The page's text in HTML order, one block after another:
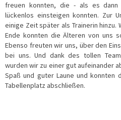
freuen konnten, die - als es
lückenlos einsteigen konnten. Zur
einige Zeit später als Trainerin hinzu.
Ende konnten die Älteren von uns
Ebenso freuten wir uns, über den
bei uns. Und dank des tollen
wurden wir zu einer gut aufeinander
Spaß und guter Laune und konnten
Tabellenplatz abschließen.